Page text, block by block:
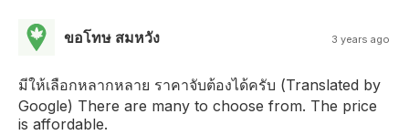
ขอโทษ สมหวัง 3 years ago
มีให้เลือกหลากหลาย ราคาจับต้องได้ครับ (Translated by
Google) There are many to choose from. The price
is affordable.